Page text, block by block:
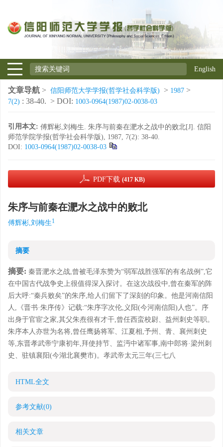
English
文章导航 > 信阳师范大学学报(哲学社会科学版) > 1987 >
7(2) : 38-40. > DOI: 1003-0964(1987)02-0038-03
引用本文: 傅辉彬,刘梅生. 朱序与前秦在淝水之战中的败北[J]. 信阳
师范学院学报(哲学社会科学版), 1987, 7(2): 38-40.
DOI: 1003-0964(1987)02-0038-03
PDF下载 (417 KB)
朱序与前秦在淝水之战中的败北
傅辉彬,刘梅生1
摘要
摘要: 秦晋淝水之战,曾被毛泽东赞为“弱军战胜强军的有名战例”,它
在中国古代战争史上很值得深入探讨。在这次战役中,曾在秦军的阵
后大呼:“秦兵败矣”的朱序,给人们留下了深刻的印象。他是河南信阳
人,《晋书·朱序传》记载:“朱序字次伦,义阳(今河南信阳)人也”。序
出身于官宦之家,其父朱焘很有才干,曾任西蛮校尉、益州刺史等职。
朱序本人亦世为名将,曾任鹰扬将军、江夏相,予州、青、襄州刺史
等,东晋孝武帝宁康初年,拜使持节、监沔中诸军事,南中郎将·梁州刺
史、驻镇襄阳(今湖北襄樊市)。孝武帝太元三年(三七八
HTML全文
参考文献(0)
相关文章